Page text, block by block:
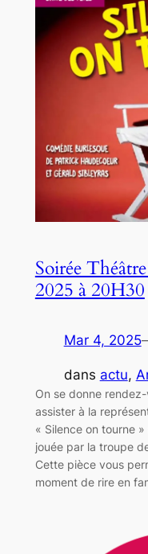
Soirée
2025 à 20H30
Mar 4, 2025
dans actu,
On se donne
assister à la
« Silence on tourne
jouée par la troupe
Cette pièce vous
moment de rire en